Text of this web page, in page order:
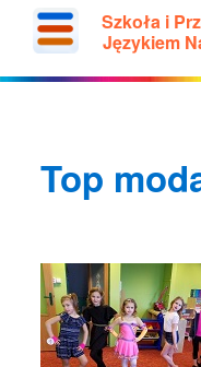
Szkoła i
Językiem
Top